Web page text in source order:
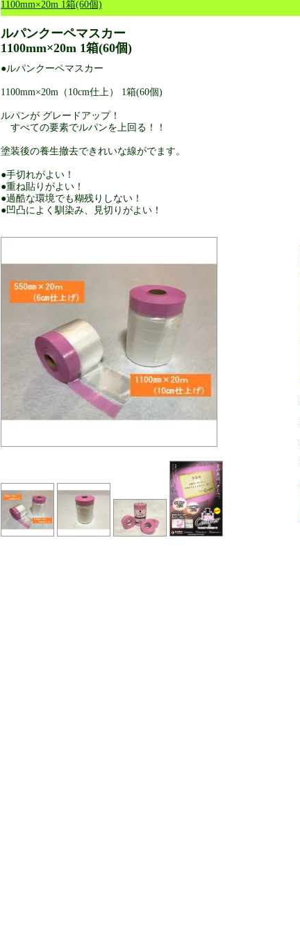
1100mm×20m 1箱(60個)
ルパンクーペマスカー
1100mm×20m 1箱(60個)
●ルパンクーペマスカー
1100mm×20m（10cm仕上） 1箱(60個)
ルパンが グレードアップ！
すべての要素でルパンを上回る！！
塗装後の養生撤去できれいな線がでます。
●手切れがよい！
●重ね貼りがよい！
●過酷な環境でも糊残りしない！
●凹凸によく馴染み、見切りがよい！